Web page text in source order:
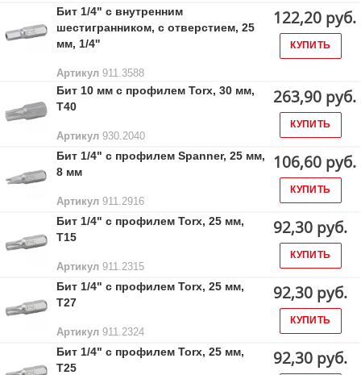
Бит 1/4" с внутренним
шестигранником, с отверстием, 25
мм, 1/4''
Артикул 911.3588
122,20 руб.
КУПИТЬ
Бит 10 мм с профилем Torx, 30 мм,
Т40
Артикул 930.2040
263,90 руб.
КУПИТЬ
Бит 1/4" с профилем Spanner, 25 мм,
8 мм
Артикул 911.2916
106,60 руб.
КУПИТЬ
Бит 1/4" с профилем Torx, 25 мм,
Т15
Артикул 911.2315
92,30 руб.
КУПИТЬ
Бит 1/4" с профилем Torx, 25 мм,
Т27
Артикул 911.2324
92,30 руб.
КУПИТЬ
Бит 1/4" с профилем Torx, 25 мм,
Т25
92,30 руб.